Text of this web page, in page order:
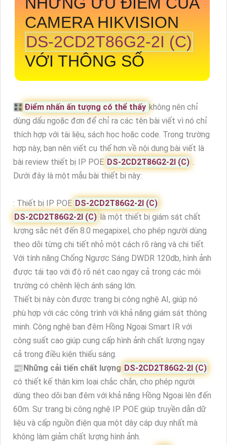
CAMERA HIKVISION
DS-2CD2T86G2-2I (C)
VỚI THÔNG SỐ
🎛 Điểm nhấn ấn tượng có thể thấy không nên chỉ
dùng dấu ngoặc đơn để chỉ ra các tên bài viết vì nó chỉ
thích hợp với tài liệu, sách học hoặc code. Trong trường
hợp này, bạn nên viết cụ thể hơn về nội dung bài viết là
bài review thiết bị IP POE DS-2CD2T86G2-2I (C) .
Dưới đây là một mẫu bài thiết bị này:
: Thiết bị IP POE DS-2CD2T86G2-2I (C)
DS-2CD2T86G2-2I (C) là một thiết bị giám sát chất
lượng sắc nét đến 8.0 megapixel, cho phép người dùng
theo dõi từng chi tiết nhỏ một cách rõ ràng và chi tiết.
Với tính năng Chống Ngược Sáng DWDR 120db, hình ảnh
được tái tạo với độ rõ nét cao ngay cả trong các môi
trường có chênh lệch ánh sáng lớn.
Thiết bị này còn được trang bị công nghệ AI, giúp nó
phù hợp với các công trình với khả năng giám sát thông
minh. Công nghệ ban đêm Hồng Ngoại Smart IR với
công suất cao giúp cung cấp hình ảnh chất lượng ngay
cả trong điều kiện thiếu sáng.
📰 Những cải tiến chất lượng DS-2CD2T86G2-2I (C)
có thiết kế thân kim loại chắc chắn, cho phép người
dùng theo dõi ban đêm với khả năng Hồng Ngoại lên đến
60m. Sự trang bị công nghệ IP POE giúp truyền dẫn dữ
liệu và cấp nguồn điện qua một dây cáp duy nhất mà
không làm giảm chất lượng hình ảnh.